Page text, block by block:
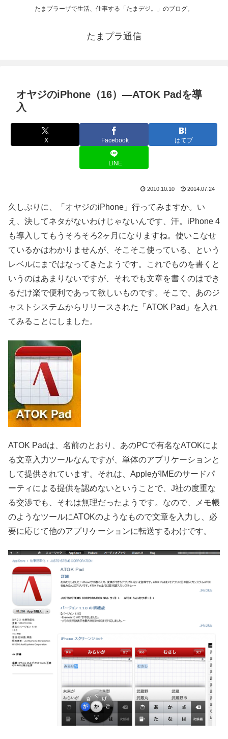
たまプラーザで生活、仕事する「たまデジ。」のブログ。
たまプラ通信
オヤジのiPhone（16）―ATOK Padを導
入
X Facebook はてブ
LINE
2010.10.10 2014.07.24
久しぶりに、「オヤジのiPhone」行ってみますか。い
え、決してネタがないわけじゃないんです、汗。iPhone 4
も導入してもうそろそろ2ヶ月になりますね。使いこなせ
ているかはわかりませんが、そこそこ使っている、という
レベルにまではなってきたようです。これでものを書くと
いうのはあまりないですが、それでも文章を書くのはでき
るだけ楽で便利であって欲しいものです。そこで、あのジ
ャストシステムからリリースされた「ATOK Pad」を入れ
てみることにしました。
ATOK Padは、名前のとおり、あのPCで有名なATOKによ
る文章入力ツールなんですが、単体のアプリケーションと
して提供されています。それは、AppleがIMEのサードパ
ーティによる提供を認めないということで、J社の度重な
る交渉でも、それは無理だったようです。なので、メモ帳
のようなツールにATOKのようなもので文章を入力し、必
要に応じて他のアプリケーションに転送するわけです。